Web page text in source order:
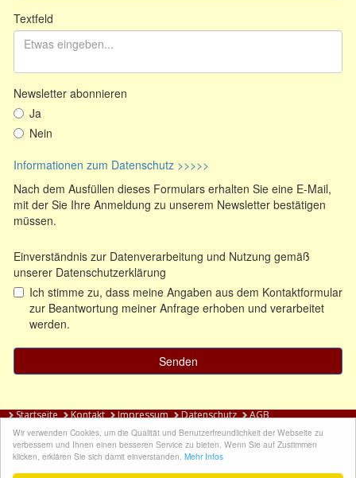
Wir verwenden Cookies, um die Qualität und Benutzerfreundlichkeit der Webseite zu
verbessern und Ihnen einen besseren Service zu bieten. Wenn Sie auf Zustimmen
klicken, erklären Sie sich damit einverstanden. Mehr Infos
Startseite Kontakt Impressum Datenschutz AGB
Impressionen| Sitemap
© Theater am Tremser Teich |Login / Logout